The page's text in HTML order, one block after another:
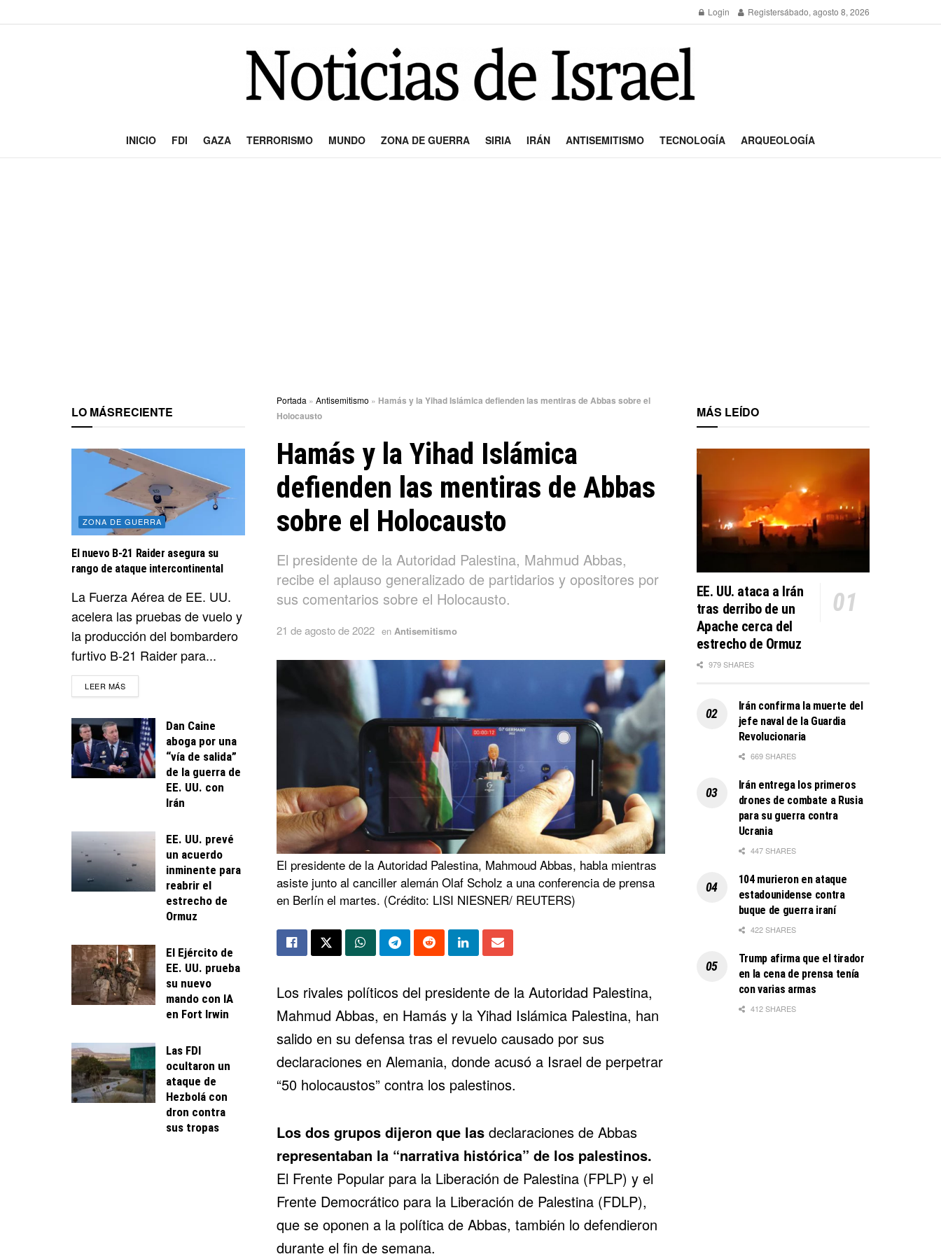
Login Registersábado, agosto 8, 2026
INICIO FDI GAZA TERRORISMO MUNDO ZONA DE GUERRA SIRIA IRÁN ANTISEMITISMO TECNOLOGÍA ARQUEOLOGÍA
Portada » Antisemitismo » Hamás y la Yihad Islámica defienden las mentiras de Abbas sobre el
Holocausto
Hamás y la Yihad Islámica
defienden las mentiras de Abbas
sobre el Holocausto
El presidente de la Autoridad Palestina, Mahmud Abbas,
recibe el aplauso generalizado de partidarios y opositores por
sus comentarios sobre el Holocausto.
21 de agosto de 2022 en Antisemitismo
El presidente de la Autoridad Palestina, Mahmoud Abbas, habla mientras
asiste junto al canciller alemán Olaf Scholz a una conferencia de prensa
en Berlín el martes. (Crédito: LISI NIESNER/ REUTERS)
Los rivales políticos del presidente de la Autoridad Palestina,
Mahmud Abbas, en Hamás y la Yihad Islámica Palestina, han
salido en su defensa tras el revuelo causado por sus
declaraciones en Alemania, donde acusó a Israel de perpetrar
“50 holocaustos” contra los palestinos.
Los dos grupos dijeron que lasdeclaraciones de Abbas
representaban la “narrativa histórica” de los palestinos.
El Frente Popular para la Liberación de Palestina (FPLP) y el
Frente Democrático para la Liberación de Palestina (FDLP),
que se oponen a la política de Abbas, también lo defendieron
durante el fin de semana.
LO MÁSRECIENTE
ZONA DE GUERRA
El nuevo B-21 Raider asegura su
rango de ataque intercontinental
La Fuerza Aérea de EE. UU.
acelera las pruebas de vuelo y
la producción del bombardero
furtivo B-21 Raider para...
LEER MÁSDETAILS
Dan Caine
aboga por una
“vía de salida”
de la guerra de
EE. UU. con
Irán
EE. UU. prevé
un acuerdo
inminente para
reabrir el
estrecho de
Ormuz
El Ejército de
EE. UU. prueba
su nuevo
mando con IA
en Fort Irwin
Las FDI
ocultaron un
ataque de
Hezbolá con
dron contra
sus tropas
MÁS LEÍDO
EE. UU. ataca a Irán
tras derribo de un
Apache cerca del
estrecho de Ormuz
979 SHARES
Irán confirma la muerte del
jefe naval de la Guardia
Revolucionaria
669 SHARES
Irán entrega los primeros
drones de combate a Rusia
para su guerra contra
Ucrania
447 SHARES
104 murieron en ataque
estadounidense contra
buque de guerra iraní
422 SHARES
Trump afirma que el tirador
en la cena de prensa tenía
con varias armas
412 SHARES